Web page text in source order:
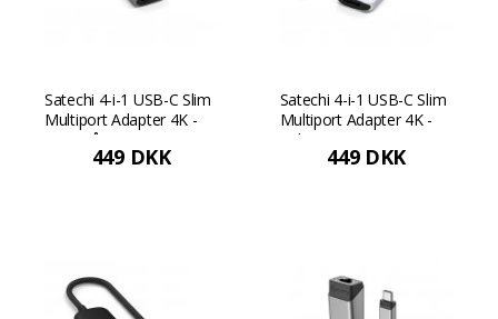
Satechi 4-i-1 USB-C Slim
Multiport Adapter 4K -
Rumgrå
449 DKK
Satechi 4-i-1 USB-C Slim
Multiport Adapter 4K -
Sølv
449 DKK